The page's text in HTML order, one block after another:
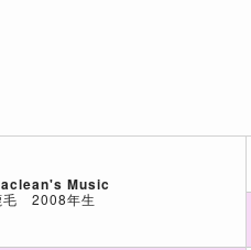
Music
毛 2008年生